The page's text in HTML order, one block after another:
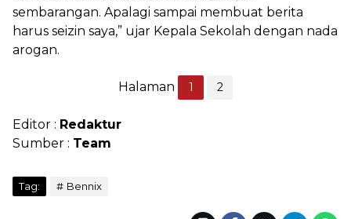
sembarangan. Apalagi sampai membuat berita
harus seizin saya,” ujar Kepala Sekolah dengan nada
arogan.
Halaman 1 2
Editor : Redaktur
Sumber : Team
Tag: Bennix